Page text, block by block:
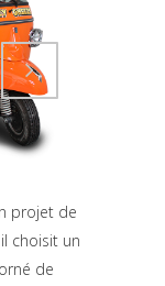
Attiva comando
projet de
choisit un
de